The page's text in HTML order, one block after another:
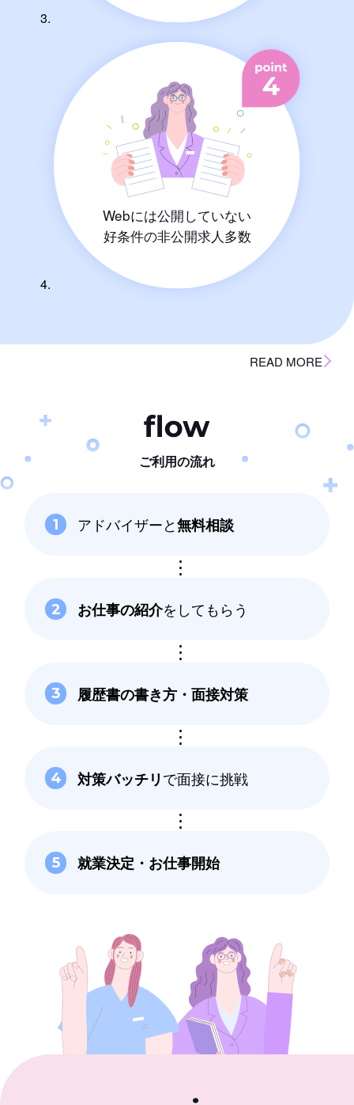
Webには公開していない
好条件の非公開求人多数
READ MORE
ご利用の流れ
1 アドバイザーと無料相談
2 お仕事の紹介をしてもらう
3 履歴書の書き方 ・面接対策
4 対策バッチリで面接に挑戦
5 就業決定・ お仕事開始